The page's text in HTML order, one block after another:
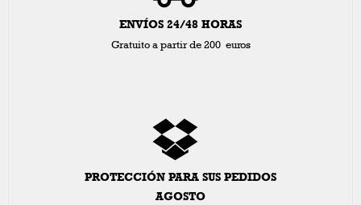
ENVÍOS 24/48 HORAS
Gratuito a partir de 200 euros
PROTECCIÓN PARA SUS PEDIDOS
AGOSTO